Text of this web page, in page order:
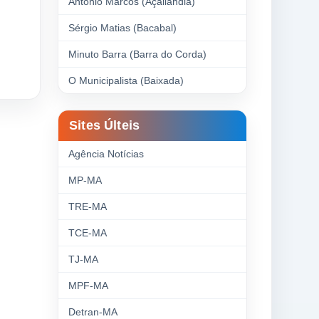
Sérgio Matias (Bacabal)
Minuto Barra (Barra do Corda)
O Municipalista (Baixada)
Sites Últeis
Agência Notícias
MP-MA
TRE-MA
TCE-MA
TJ-MA
MPF-MA
Detran-MA